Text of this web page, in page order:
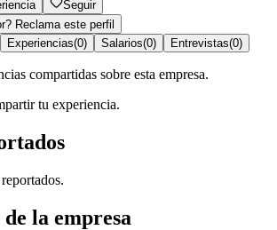
Seguir
Reclama este perfil
Experiencias(0) Salarios(0) Entrevistas(0)
compartidas sobre esta empresa.
tu experiencia.
la empresa